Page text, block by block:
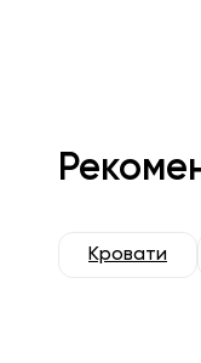
Кровати